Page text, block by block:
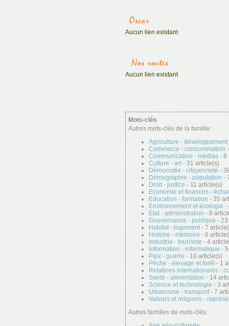
Aucun lien existant
Aucun lien existant
Mots-clés
Autres mots-clés de la famille:
Agriculture - développement
Commerce - consommation
Communication - médias - 8
Culture - art- 31 article(s)
Démocratie - citoyenneté -
Démographie - population -
Droit - justice - 11 article(s)
Economie et finances -
Education - formation - 35
Environnement et écologie -
Etat - administration - 6
Gouvernance - politique -
Habitat - logement- 7
Histoire - mémoire - 6
Industrie - tourisme - 4
Information - informatique -
Paix - guerre - 10 article(s)
Pêche - élevage et forêt- 1
Relations internationales -
Santé - alimentation - 14
Science et technologie - 3
Urbanisme - transport- 7
Valeurs et religions -
Autres familles de mots-clés: